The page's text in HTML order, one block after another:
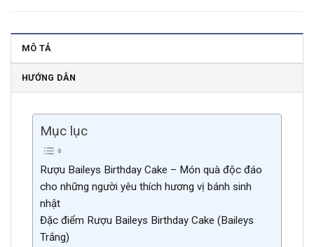
MÔ TẢ
HƯỚNG DẪN
Mục lục
Rượu Baileys Birthday Cake – Món quà độc đáo
cho những người yêu thích hương vị bánh sinh
nhật
Đặc điểm Rượu Baileys Birthday Cake (Baileys
Trắng)